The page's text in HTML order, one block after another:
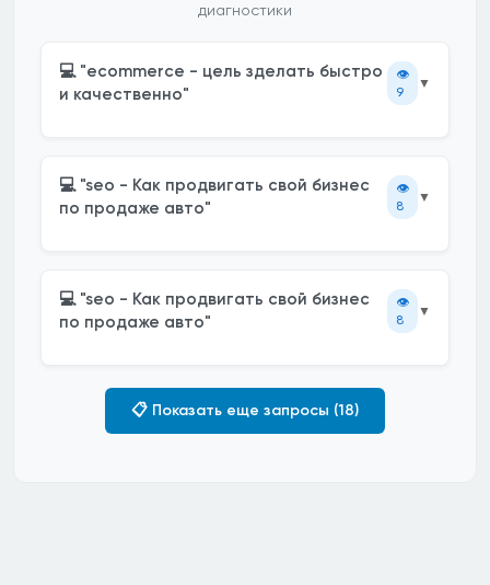
диагностики
💻 "ecommerce - цель зделать быстро
и качественно"
👁️
9
▼
💻 "seo - Как продвигать свой бизнес
по продаже авто"
👁️
8
▼
💻 "seo - Как продвигать свой бизнес
по продаже авто"
👁️
8
▼
📋 Показать еще запросы (18)